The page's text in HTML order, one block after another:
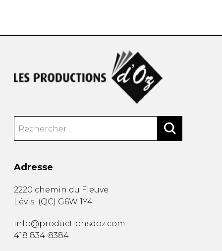
Adresse
2220 chemin du Fleuve
Lévis (QC) G6W 1Y4
info@productionsdoz.com
418 834-8384